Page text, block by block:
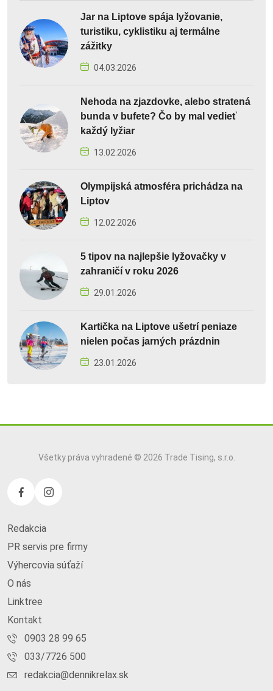
Jar na Liptove spája lyžovanie,
turistiku, cyklistiku aj termálne
zážitky
04.03.2026
Nehoda na zjazdovke, alebo stratená
bunda v bufete? Čo by mal vedieť
každý lyžiar
13.02.2026
Olympijská atmosféra prichádza na
Liptov
12.02.2026
5 tipov na najlepšie lyžovačky v
zahraničí v roku 2026
29.01.2026
Kartička na Liptove ušetrí peniaze
nielen počas jarných prázdnin
23.01.2026
Všetky práva vyhradené © 2026 Trade Tising, s.r.o.
Redakcia
PR servis pre firmy
Výhercovia súťaží
O nás
Linktree
Kontakt
0903 28 99 65
033/7726 500
redakcia@dennikrelax.sk